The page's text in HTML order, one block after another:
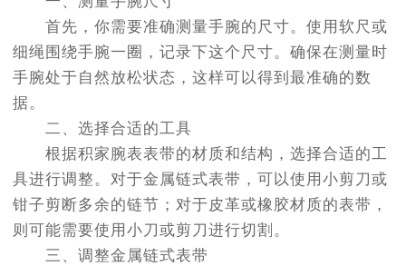
首先，你需要准确测量手腕的尺寸。使用软尺或
细绳围绕手腕一圈，记录下这个尺寸。确保在测量时
手腕处于自然放松状态，这样可以得到最准确的数
据。
二、选择合适的工具
根据积家腕表表带的材质和结构，选择合适的工
具进行调整。对于金属链式表带，可以使用小剪刀或
钳子剪断多余的链节；对于皮革或橡胶材质的表带，
则可能需要使用小刀或剪刀进行切割。
三、调整金属链式表带